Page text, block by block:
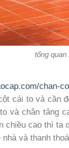
tổng quan
chan-
cái to và cần
và chân tảng
chiều cao thì
và thanh